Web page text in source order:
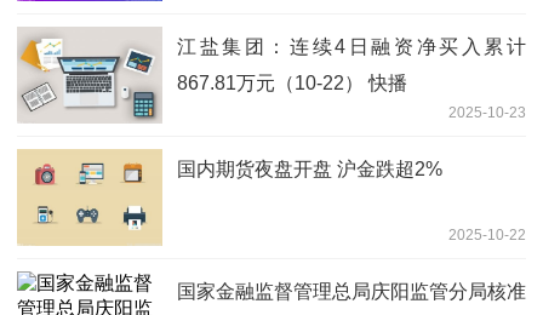
江盐集团：连续4日融资净买入累计
867.81万元（10-22） 快播
2025-10-23
国内期货夜盘开盘 沪金跌超2%
2025-10-22
国家金融监督管理总局庆阳监管分局核准